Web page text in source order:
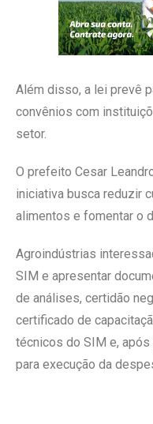
Além disso, a lei prevê
convênios com
setor.
O prefeito Cesar
iniciativa busca reduzir
alimentos e fomentar o
Agroindústrias
SIM e apresentar
de análises, certidão
certificado de
técnicos do SIM e, após
para execução da